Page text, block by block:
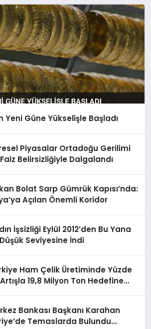
Yeni Güne Yükselişle Başladı
Piyasalar Ortadoğu Gerilimi
Belirsizliğiyle Dalgalandı
Bolat Sarp Gümrük Kapısı’nda:
Açılan Önemli Koridor
İşsizliği Eylül 2012’den Bu Yana
Seviyesine İndi
Ham Çelik Üretiminde Yüzde
Artışla 19,8 Milyon Ton Hedefine
Bankası Başkanı Karahan
Temaslarda Bulundu